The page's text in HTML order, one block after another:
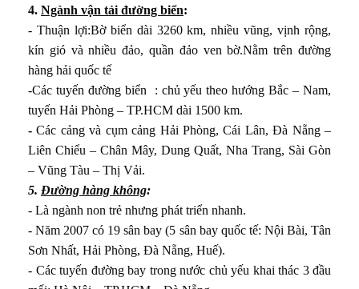
4. Ngành vận tải đường biển:
- Thuận lợi:Bờ biển dài 3260 km, nhiều vũng, vịnh rộng,
kín gió và nhiều đảo, quần đảo ven bờ.Nằm trên đường
hàng hải quốc tế
-Các tuyến đường biển : chủ yếu theo hướng Bắc – Nam,
tuyến Hải Phòng – TP.HCM dài 1500 km.
-Các cảng và cụm cảng Hải Phòng, Cái Lân, Đà Nẵng –
Liên Chiểu – Chân Mây, Dung Quất, Nha Trang, Sài Gòn
– Vũng Tàu – Thị Vải.
5. Đường hàng không:
- Là ngành non trẻ nhưng phát triển nhanh.
- Năm 2007 có 19 sân bay (5 sân bay quốc tế: Nội Bài, Tân
Sơn Nhất, Hải Phòng, Đà Nẵng, Huế).
- Các tuyến đường bay trong nước chủ yếu khai thác 3 đầu
ở Bắc Trung Bộ
ở Duyên hải Nam Trung Bộ
Nguyên
chiều sâu ở Đông Nam Bộ
tự nhiên ở Đồng bằng sông Cửu Long
quốc phòng ở Biển Đông và các đảo, quần đảo